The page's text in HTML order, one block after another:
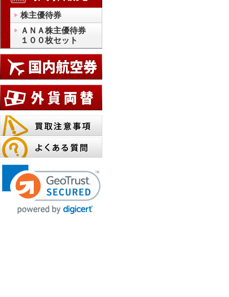
株主優待券
ＡＮＡ株主優待券
１００枚セット